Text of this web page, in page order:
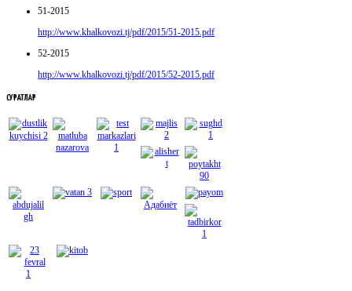
51-2015
http://www.khalkovozi.tj/pdf/2015/51-2015.pdf
52-2015
http://www.khalkovozi.tj/pdf/2015/52-2015.pdf
СУРАТЛАР